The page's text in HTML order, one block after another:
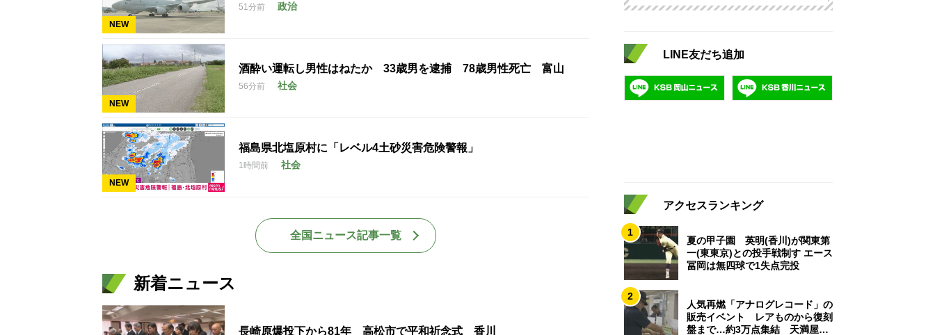
NEW
51分前 政治
NEW
酒酔い運転し男性はねたか 33歳男を逮捕 78歳男性死亡 富山
56分前 社会
NEW
福島県北塩原村に「レベル4土砂災害危険警報」
1時間前 社会
全国ニュース記事一覧
新着ニュース
長崎原爆投下から81年 高松市で平和祈念式 香川
LINE友だち追加
アクセスランキング
1
夏の甲子園 英明(香川)が関東第
一(東東京)との投手戦制す エース
冨岡は無四球で1失点完投
2
人気再燃「アナログレコード」の
販売イベント レアものから復刻
盤まで…約3万点集結 天満屋岡